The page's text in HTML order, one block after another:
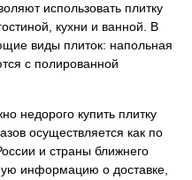
использовать плитку
кухни и ванной. В
виды плиток: напольная
с полированной
недорого купить плитку
осуществляется как по
и страны ближнего
информацию о доставке,